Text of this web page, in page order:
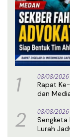
1 08/08/2026
Rapat
dan
2 08/08/2026
Sengketa
Lurah